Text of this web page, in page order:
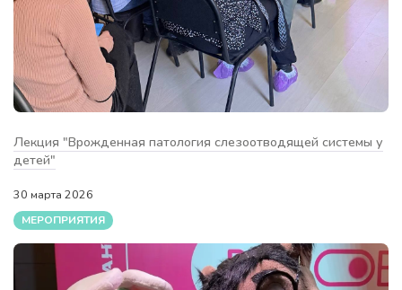
Лекция "Врожденная патология слезоотводящей системы у
детей"
30 марта 2026
МЕРОПРИЯТИЯ